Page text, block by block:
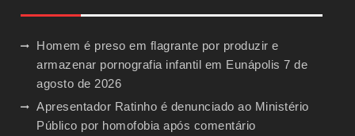
Homem é preso em flagrante por produzir e
armazenar pornografia infantil em Eunápolis 7 de
agosto de 2026
Apresentador Ratinho é denunciado ao Ministério
Público por homofobia após comentário